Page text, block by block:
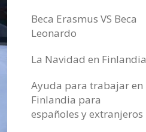
Beca Erasmus VS Beca
Leonardo
La Navidad en Finlandia
Ayuda para trabajar en
Finlandia para
españoles y extranjeros